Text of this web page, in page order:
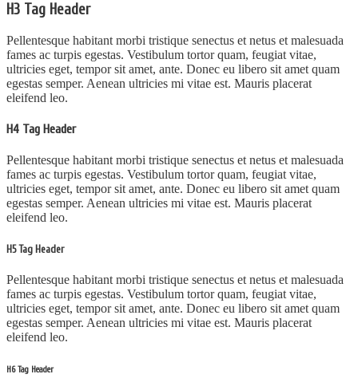
H3 Tag Header
Pellentesque habitant morbi tristique senectus et netus et malesuada
fames ac turpis egestas. Vestibulum tortor quam, feugiat vitae,
ultricies eget, tempor sit amet, ante. Donec eu libero sit amet quam
egestas semper. Aenean ultricies mi vitae est. Mauris placerat
eleifend leo.
H4 Tag Header
Pellentesque habitant morbi tristique senectus et netus et malesuada
fames ac turpis egestas. Vestibulum tortor quam, feugiat vitae,
ultricies eget, tempor sit amet, ante. Donec eu libero sit amet quam
egestas semper. Aenean ultricies mi vitae est. Mauris placerat
eleifend leo.
H5 Tag Header
Pellentesque habitant morbi tristique senectus et netus et malesuada
fames ac turpis egestas. Vestibulum tortor quam, feugiat vitae,
ultricies eget, tempor sit amet, ante. Donec eu libero sit amet quam
egestas semper. Aenean ultricies mi vitae est. Mauris placerat
eleifend leo.
H6 Tag Header